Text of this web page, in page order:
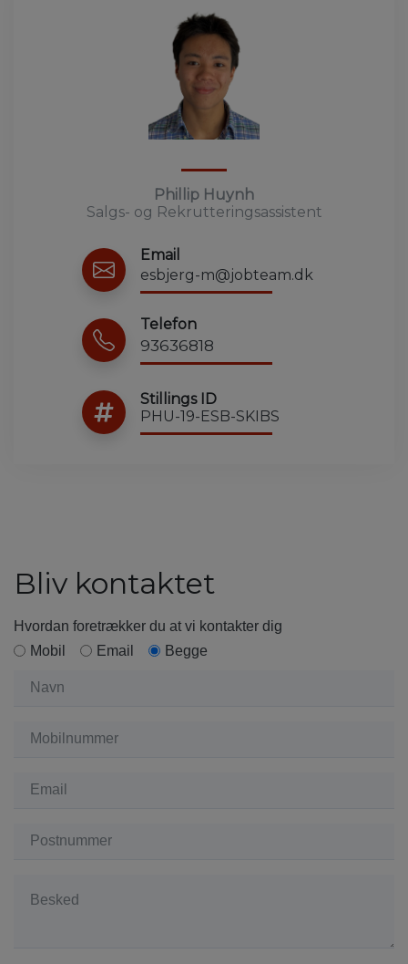
Phillip Huynh
Salgs- og Rekrutteringsassistent
Email
esbjerg-m@jobteam.dk
Telefon
93636818
Stillings ID
PHU-19-ESB-SKIBS
Bliv kontaktet
Hvordan foretrækker du at vi kontakter dig
Mobil
Email Begge